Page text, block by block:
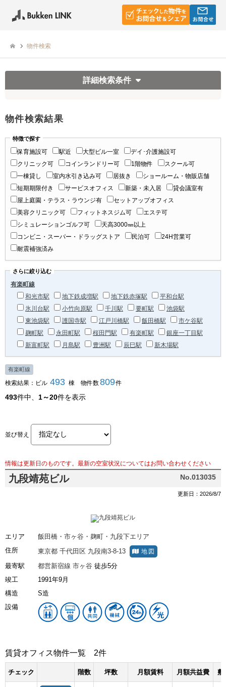
物件検索
詳細検索条件
物件検索結果
特徴で探す
保育施設可 駅近 大型ビル一室
デイ･介護施設可
クリニック可
コインランドリー可 1階物件
スクール可
一棟貸し
室内水引き込み可 居抜き
ショールーム・物販店舗
短期期限付き
サービスオフィス 新築・未入居
貸会議室有
屋上庭園・テラス・ラウンジ有
セットアップオフィス
美容クリニック可
フィットネスジム可
エステ可
シミュレーションゴルフ可
天高3000㎜以上
コンビニ・スーパー・ドラッグストア
民泊可
24H営業可
耐震補強済み
さらに絞り込む
有楽町線
和光市駅
地下鉄成増駅 地下鉄赤塚駅
平和台駅
氷川台駅
小竹向原駅 千川駅 要町駅
池袋駅
東池袋駅
護国寺駅 江戸川橋駅 飯田橋駅
市ケ谷駅
麹町駅
永田町駅 桜田門駅 有楽町駅
銀座一丁目駅
新富町駅
月島駅 豊洲駅 辰巳駅 新木場駅
有楽町線
検索結果：ビル 493 棟 物件数809件
493件中、 1～20件を表示
並び替え
情報は更新日のものです。最新の空室状況についてはお問い合わせください
九段靖苑ビル No.013035
更新日：2026/8/7
エリア
飯田橋・市ヶ谷・麹町・九段下エリア
住所
東京都 千代田区 九段南3-8-13 地図
最寄駅 都営新宿線 市ヶ谷 徒歩5分
竣工
1991年9月
構造
S造
設備
賃貸オフィス物件一覧 2件
チェック 階数 坪数 月額賃料 月額共益費 敷